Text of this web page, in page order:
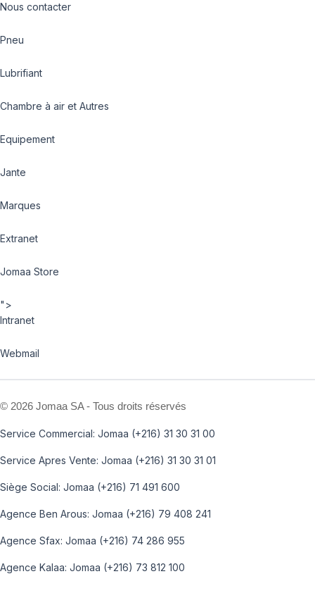
Nous contacter
Pneu
Lubrifiant
Chambre à air et Autres
Equipement
Jante
Marques
Extranet
Jomaa Store
">
Intranet
Webmail
© 2026 Jomaa SA - Tous droits réservés
Service Commercial: Jomaa (+216) 31 30 31 00
Service Apres Vente: Jomaa (+216) 31 30 31 01
Siège Social: Jomaa (+216) 71 491 600
Agence Ben Arous: Jomaa (+216) 79 408 241
Agence Sfax: Jomaa (+216) 74 286 955
Agence Kalaa: Jomaa (+216) 73 812 100